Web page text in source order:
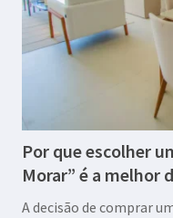
Por que escolher
Morar” é a melhor
A decisão de comprar